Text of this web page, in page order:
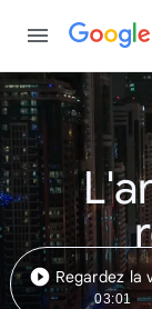
Regardez la
03:01